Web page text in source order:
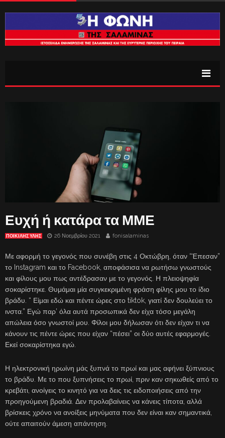
Ευχή ή κατάρα τα ΜΜΕ
ΠΟΙΚΙΛΗΣ ΥΛΗΣ 26 Νοεμβρίου 2021 fonisalaminas
Με αφορμή το γεγονός που συνέβη στις 4 Οκτώβρη, όταν “Έπεσαν”
το Instagram και το Facebook, αποφάσισα να ρωτήσω γνωστούς
και φίλους μου πως αντέδρασαν με το γεγονός. Η πλειοψηφία
σοκαρίστηκε. Θυμάμαι μία συγκεκριμένη φράση φίλης μου το ίδιο
βράδυ. “ Είμαι εδώ και πέντε ώρες στο tiktok, γιατί δεν δουλεύει το
ινστα.” Εγώ παρ’ όλα αυτά προσωπικά δεν είχα τόσο μεγάλη
απώλεια όσο γνωστοί μου. Φίλοι μου δήλωσαν ότι δεν είχαν τι να
κάνουν τις πέντε ώρες που είχαν “πέσει” οι δύο αυτές εφαρμογές.
Εκεί σοκαρίστηκα εγώ.
Η ηλεκτρονική ηρωίνη μάς ξυπνά το πρωί και μας αφήνει ξύπνιους
το βράδυ. Με το που ξυπνήσεις το πρωί, πριν καν σηκωθείς από το
κρεβάτι, ανοίγεις το κινητό για να δεις τις ειδοποιήσεις από την
προηγούμενη βραδιά. Δεν προλαβαίνεις να κάνεις τίποτα, αλλά
βρίσκεις χρόνο να ανοίξεις μηνύματα που δεν είναι καν σημαντικά,
ούτε απαιτούν άμεση απάντηση.